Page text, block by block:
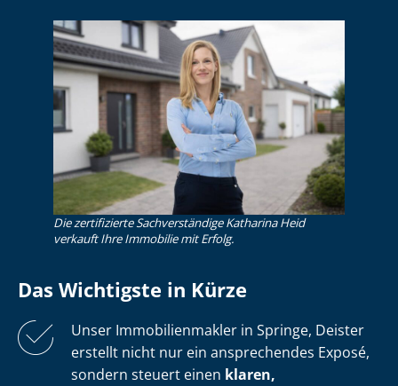
Die zertifizierte Sachverständige Katharina Heid
verkauft Ihre Immobilie mit Erfolg.
Das Wichtigste in Kürze
Unser Im­mo­bi­li­en­mak­ler in Springe, Deister
erstellt nicht nur ein ansprechendes Exposé,
sondern steuert einen klaren,